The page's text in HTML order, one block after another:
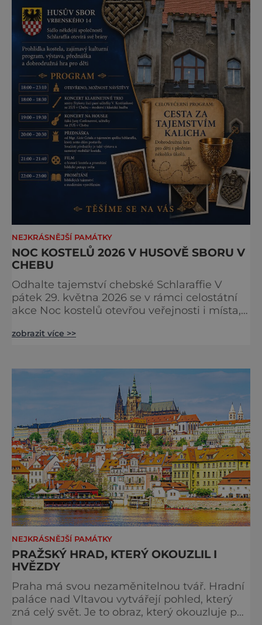
NEJKRÁSNĚJŠÍ PAMÁTKY
NOC KOSTELŮ 2026 V HUSOVĚ SBORU V
CHEBU
Odhalte tajemství chebské Schlaraffie V
pátek 29. května 2026 se v rámci celostátní
akce Noc kostelů otevřou veřejnosti i místa,
nejzajímavějších bude bezesporu Husův
večer plný historie, hudby, tajemství i
dobrodružství pro malé i velké návštěvníky.
Málokdo ví, že dnešní kos
zobrazit více >>
NEJKRÁSNĚJŠÍ PAMÁTKY
PRAŽSKÝ HRAD, KTERÝ OKOUZLIL I
HVĚZDY
Praha má svou nezaměnitelnou tvář. Hradní
paláce nad Vltavou vytvářejí pohled, který
zná celý svět. Je to obraz, který okouzluje po